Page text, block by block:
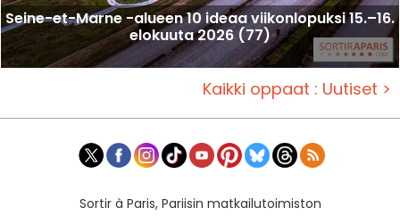
Seine-et-Marne -alueen 10 ideaa viikonlopuksi 15.–16.
elokuuta 2026 (77)
Kaikki oppaat : Uutiset >
Sortir à Paris, Pariisin matkailutoimiston